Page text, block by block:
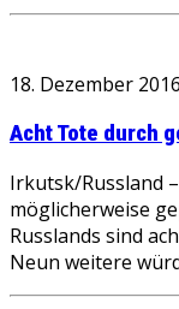
18. Dezember 2016
Acht Tote durch
Irkutsk/Russland
möglicherweise
Russlands sind
Neun weitere